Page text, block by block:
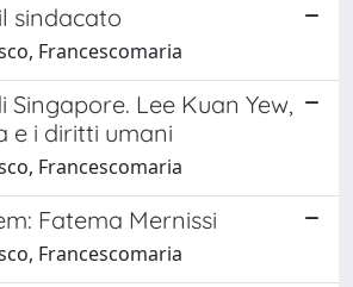
sindacato
Francescomaria
Lee Kuan Yew,
e i diritti umani
Francescomaria
Fatema Mernissi
Francescomaria